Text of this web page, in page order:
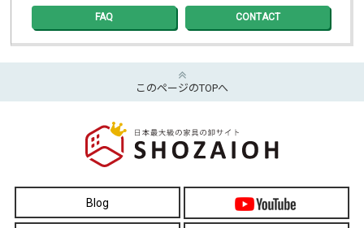
FAQ CONTACT
このページのTOPへ
Blog